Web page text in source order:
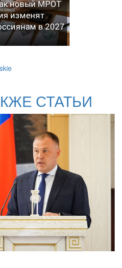
новый МРОТ
изменят
в 2027
СТАТЬИ